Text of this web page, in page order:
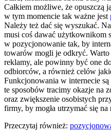
Całkiem możliwe, że opuszczą
w tym momencie tak ważne jest
Należy też dać się wyszukać.
musi coś dawać użytkownikom
w pozycjonowanie tak, by
towarów mogli je odkryć.
reklamy, ale powinny być one
odbiorców, a również celów
Funkcjonowania w internecie
te sposobów tracimy okazje na
oraz zwiększenie osobistych
firmy, by mogła utrzymać się na
Przeczytaj również: